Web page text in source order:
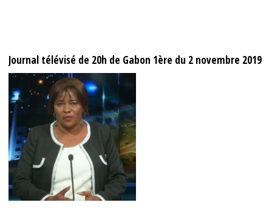
Journal télévisé de 20h de Gabon 1ère du 2 novembre 2019